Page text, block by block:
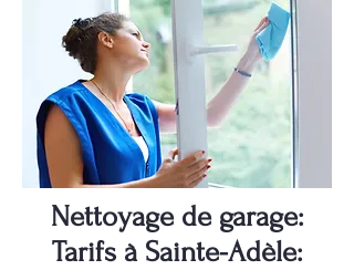
Nettoyage de garage:
Tarifs à Sainte-Adèle: